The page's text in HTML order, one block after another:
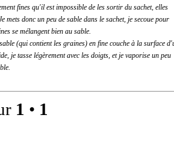
fines qu'il est impossible de les sortir du sachet, elles
mets donc un peu de sable dans le sachet, je secoue pour
se mélangent bien au sable.
(qui contient les graines) en fine couche à la surface
je tasse légèrement avec les doigts, et je vaporise un peu
1 • 1